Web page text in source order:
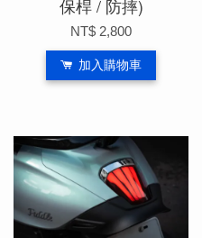
保桿 / 防摔)
NT$ 2,800
加入購物車